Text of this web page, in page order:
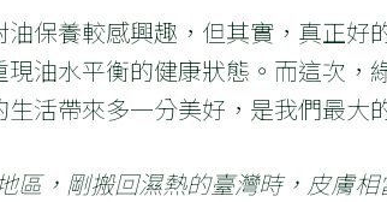
保養較感興趣，但其實，真正好
油水平衡的健康狀態。而這次，
活帶來多一分美好，是我們最大
區，剛搬回濕熱的臺灣時，皮膚